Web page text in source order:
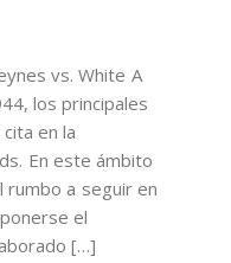
vs. White A
los principales
en la
En este ámbito
rumbo a seguir en
el
[…]